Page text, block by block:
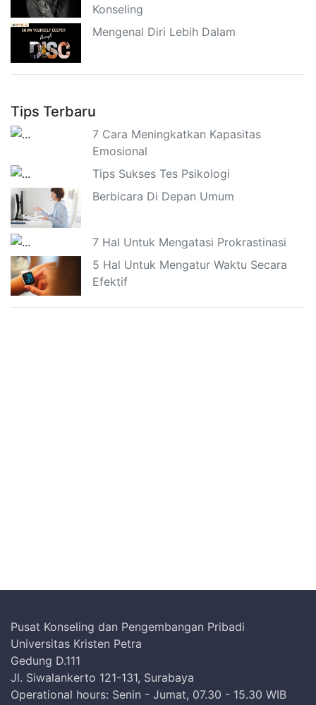
Konseling
Mengenal Diri Lebih Dalam
Tips Terbaru
7 Cara Meningkatkan Kapasitas
Emosional
Tips Sukses Tes Psikologi
Berbicara Di Depan Umum
7 Hal Untuk Mengatasi Prokrastinasi
5 Hal Untuk Mengatur Waktu Secara
Efektif
Pusat Konseling dan Pengembangan Pribadi
Universitas Kristen Petra
Gedung D.111
Jl. Siwalankerto 121-131, Surabaya
Operational hours: Senin - Jumat, 07.30 - 15.30 WIB